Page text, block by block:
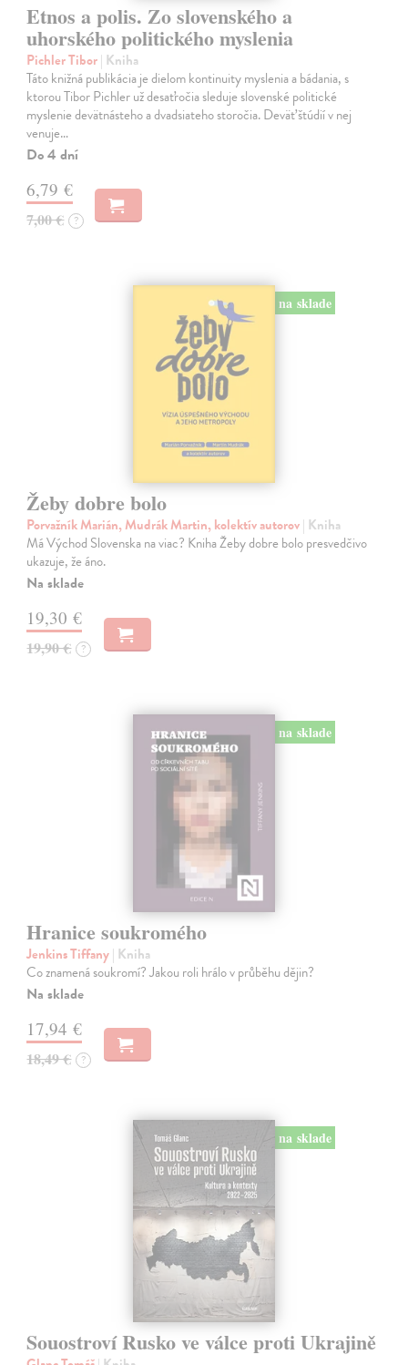
Etnos a polis. Zo slovenského a
uhorského politického myslenia
Pichler Tibor| Kniha
Táto knižná publikácia je dielom kontinuity myslenia a bádania, s
ktorou Tibor Pichler už desaťročia sleduje slovenské politické
myslenie devätnásteho a dvadsiateho storočia. Deväť štúdií v nej
venuje…
Do 4 dní
6,79 €
7,00 € ?
na sklade
Žeby dobre bolo
Porvažník Marián, Mudrák Martin, kolektív autorov| Kniha
Má Východ Slovenska na viac? Kniha Žeby dobre bolo presvedčivo
ukazuje, že áno.
Na sklade
19,30 €
19,90 € ?
na sklade
Hranice soukromého
Jenkins Tiffany| Kniha
Co znamená soukromí? Jakou roli hrálo v průběhu dějin?
Na sklade
17,94 €
18,49 € ?
na sklade
Souostroví Rusko ve válce proti Ukrajině